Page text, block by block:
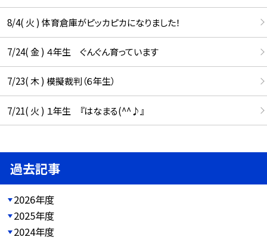
8/4( 火 ) 体育倉庫がピッカピカになりました！
7/24( 金 ) ４年生 ぐんぐん育っています
7/23( 木 ) 模擬裁判（６年生）
7/21( 火 ) １年生 『はなまる(^^♪』
過去記事
2026年度
2025年度
2024年度